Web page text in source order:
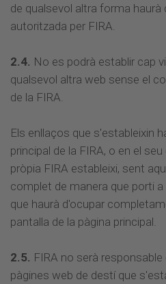
de qualsevol altra forma
autoritzada per FIRA.
2.4. No es podrà establir cap
qualsevol altra web sense el
de la FIRA.
Els enllaços que s'estableixin
principal de la FIRA, o en el
pròpia FIRA estableixi, sent
complet de manera que porti a
que haurà d'ocupar
pantalla de la pàgina principal.
2.5. FIRA no serà
pàgines web de destí que